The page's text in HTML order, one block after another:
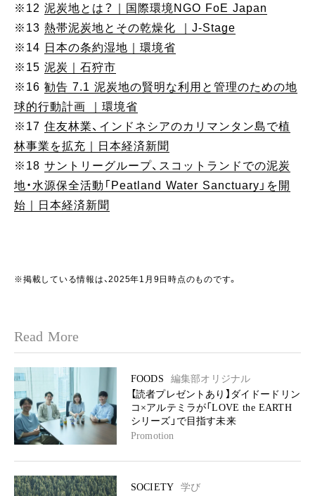
※12 泥炭地とは？｜国際環境NGO FoE Japan
※13 熱帯泥炭地とその乾燥化 ｜J-Stage
※14 日本の条約湿地｜環境省
※15 泥炭｜石狩市
※16 勧告 7.1 泥炭地の賢明な利用と管理のための地
球的行動計画 ｜環境省
※17 住友林業、インドネシアのカリマンタン島で植
林事業を拡充｜日本経済新聞
※18 サントリーグループ、スコットランドでの泥炭
地・水源保全活動「Peatland Water Sanctuary」を開
始｜日本経済新聞
※掲載している情報は、2025年1月9日時点のものです。
Read More
FOODS
編集部オリジナル
【読者プレゼントあり】ダイドードリン
コ×アルテミラが「LOVE the EARTH
シリーズ」で目指す未来
Promotion
SOCIETY 学び